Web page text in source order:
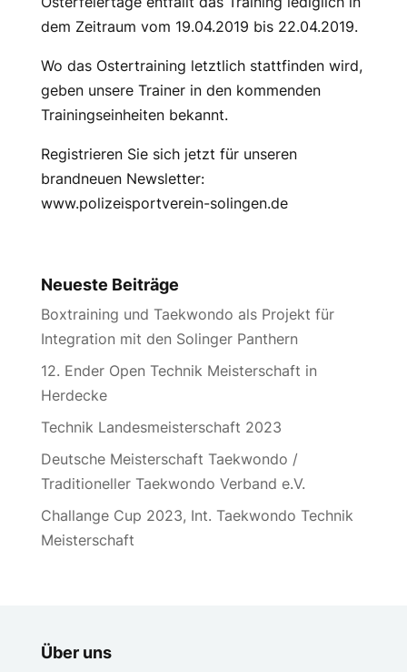
dem Zeitraum vom 19.04.2019 bis 22.04.2019.
Wo das Ostertraining letztlich stattfinden wird,
geben unsere Trainer in den kommenden
Trainingseinheiten bekannt.
Registrieren Sie sich jetzt für unseren
brandneuen Newsletter:
www.polizeisportverein-solingen.de
Neueste Beiträge
Boxtraining und Taekwondo als Projekt für
Integration mit den Solinger Panthern
12. Ender Open Technik Meisterschaft in
Herdecke
Technik Landesmeisterschaft 2023
Deutsche Meisterschaft Taekwondo /
Traditioneller Taekwondo Verband e.V.
Challange Cup 2023, Int. Taekwondo Technik
Meisterschaft
Über uns